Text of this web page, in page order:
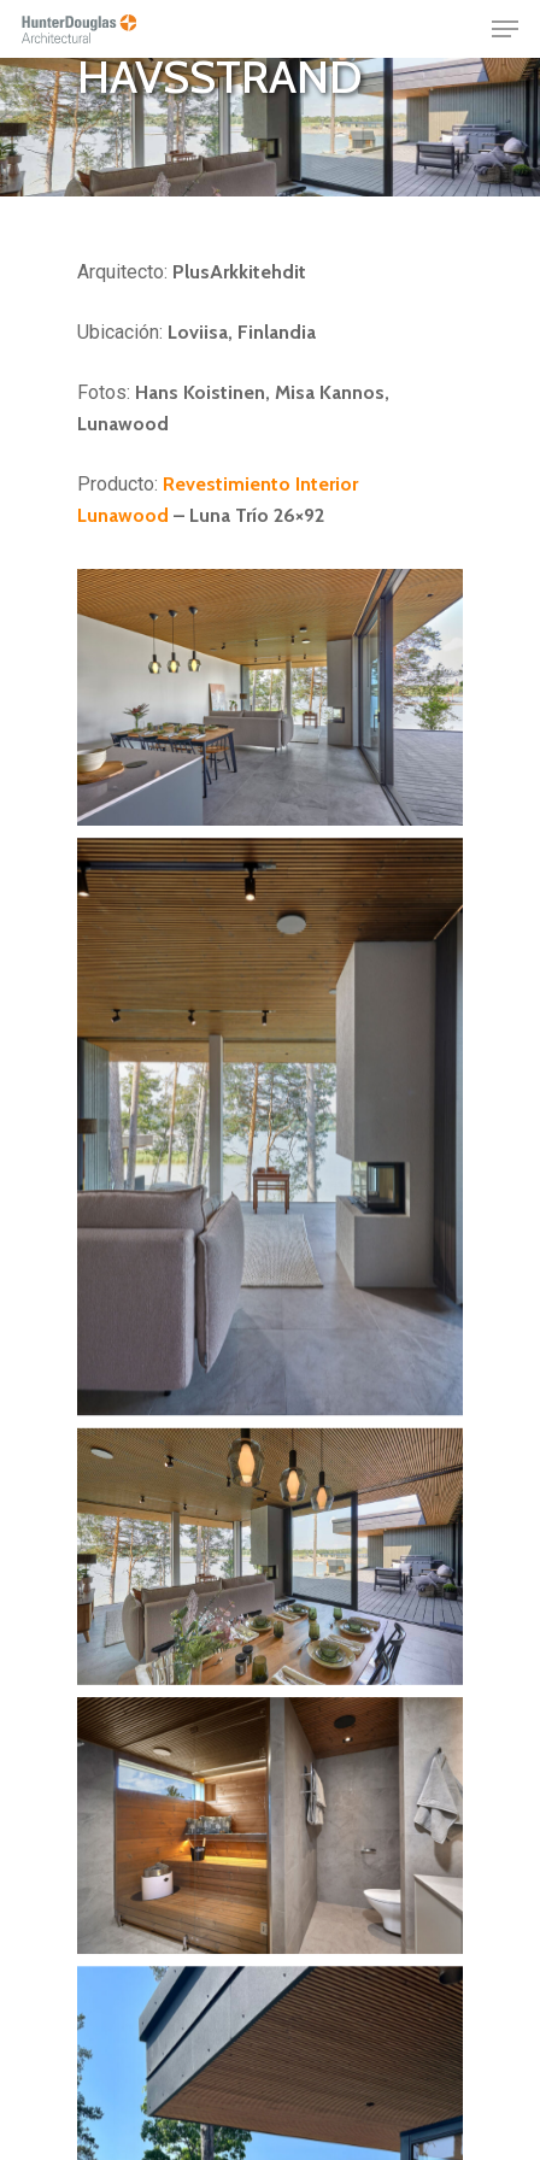
Skip
main
content
CABIN
HAVSSTRAND
Arquitecto: PlusArkkitehdit
Ubicación: Loviisa, Finlandia
Fotos: Hans Koistinen, Misa Kannos,
Lunawood
Producto: Revestimiento Interior
Lunawood – Luna Trío 26×92